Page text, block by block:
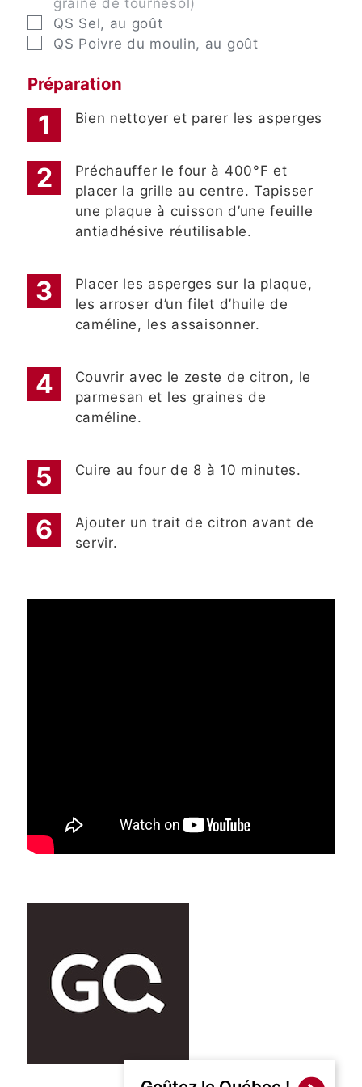
▢
QS Sel, au goût
▢
QS Poivre du moulin, au goût
Préparation
Bien nettoyer et parer les asperges
Préchauffer le four à 400°F et
placer la grille au centre. Tapisser
une plaque à cuisson d’une feuille
antiadhésive réutilisable.
Placer les asperges sur la plaque,
les arroser d’un filet d’huile de
caméline, les assaisonner.
Couvrir avec le zeste de citron, le
parmesan et les graines de
caméline.
Cuire au four de 8 à 10 minutes.
Ajouter un trait de citron avant de
servir.